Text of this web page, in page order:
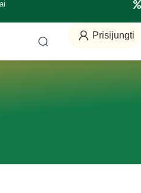
Prisijungti